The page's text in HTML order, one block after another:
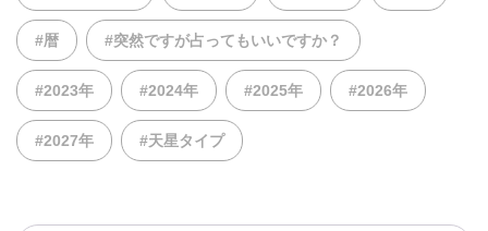
#暦 #突然ですが占ってもいいですか？
#2023年 #2024年 #2025年 #2026年
#2027年 #天星タイプ